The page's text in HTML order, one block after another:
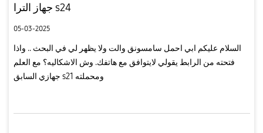
جهاز الترا s24
05-03-2025
السلام عليكم ابي احمل سامسونق والت ولا يظهر لي في البحث .. واذا
فتحته من الرابط يقولي لايتوافق مع هاتفك. وش الاشكاليه؟ مع العلم
جهازي السابق s21 ومحملته